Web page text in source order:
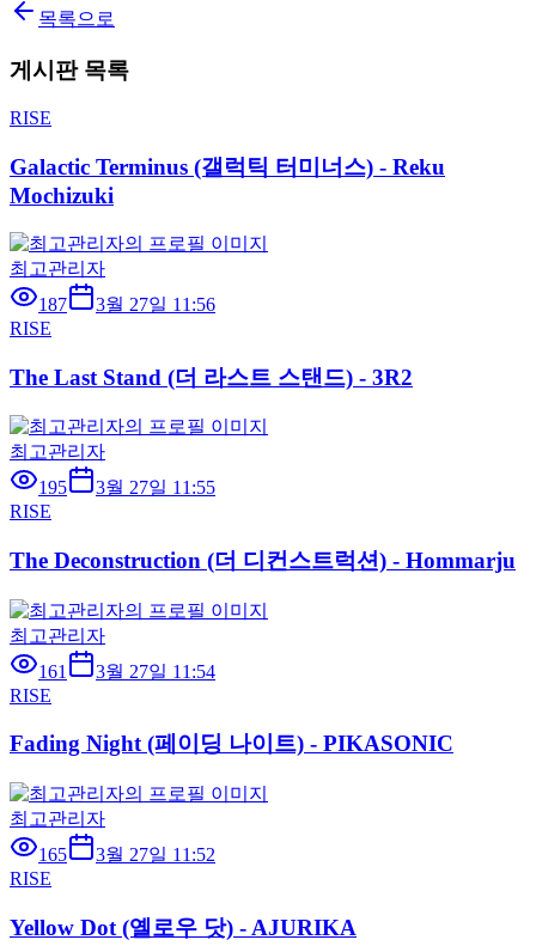
목록으로
게시판 목록
RISE
Galactic Terminus (갤럭틱 터미너스) - Reku
Mochizuki
최고관리자
187
3월 27일 11:56
RISE
The Last Stand (더 라스트 스탠드) - 3R2
최고관리자
195
3월 27일 11:55
RISE
The Deconstruction (더 디컨스트럭션) - Hommarju
최고관리자
161
3월 27일 11:54
RISE
Fading Night (페이딩 나이트) - PIKASONIC
최고관리자
165
3월 27일 11:52
RISE
Yellow Dot (옐로우 닷) - AJURIKA